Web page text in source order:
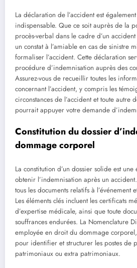
La déclaration de l’accident est
indispensable. Que ce soit auprès de la
procès-verbal dans le cadre d’un
un constat à l’amiable en cas de sinistre
formaliser l’accident. Cette déclaration
procédure d’indemnisation auprès des
Assurez-vous de recueillir toutes les
concernant l’accident, y compris les
circonstances de l’accident et toute autre
pourrait appuyer votre demande
Constitution du dossier
dommage corporel
La constitution d’un dossier solide est
obtenir l’indemnisation après un
tous les documents relatifs à l’événement
Les éléments clés incluent les certificats
d’expertise médicale, ainsi que toute
souffrances endurées. La Nomenclature
employée en droit du dommage
pour identifier et structurer les postes de
patrimoniaux ou extra patrimoniaux.